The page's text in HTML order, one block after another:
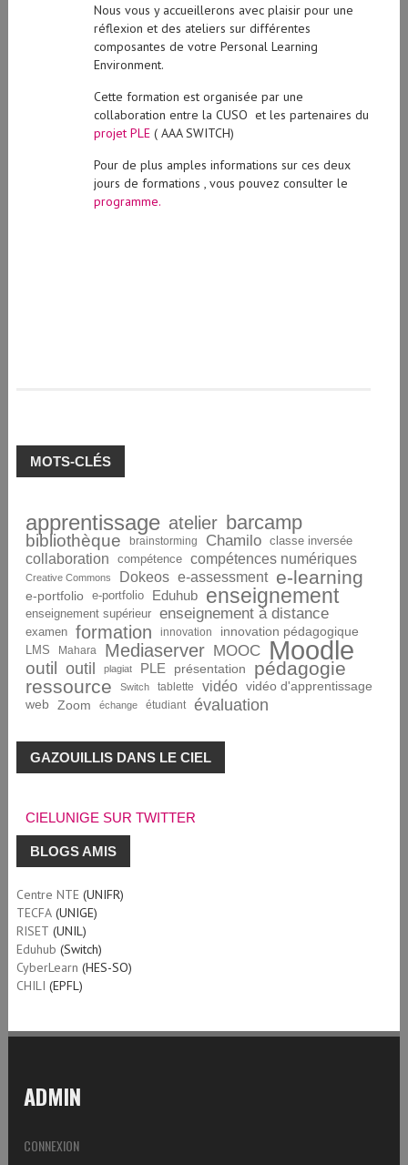
Nous vous y accueillerons avec plaisir pour une
réflexion et des ateliers sur différentes
composantes de votre Personal Learning
Environment.
Cette formation est organisée par une
collaboration entre la CUSO et les partenaires du
projet PLE ( AAA SWITCH)
Pour de plus amples informations sur ces deux
jours de formations , vous pouvez consulter le
programme.
MOTS-CLÉS
apprentissage atelier barcamp
bibliothèque brainstorming Chamilo classe inversée
collaboration compétence compétences numériques
Creative Commons Dokeos e-assessment e-learning
e-portfolio e-portfolio Eduhub enseignement
enseignement supérieur enseignement à distance
examen formation innovation innovation pédagogique
LMS Mahara Mediaserver MOOC Moodle
outil outil plagiat PLE présentation
pédagogie
ressource
Switch tablette vidéo
vidéo d'apprentissage
web
Zoom échange étudiant évaluation
GAZOUILLIS DANS LE CIEL
CIELUNIGE SUR TWITTER
BLOGS AMIS
Centre NTE (UNIFR)
TECFA(UNIGE)
RISET (UNIL)
Eduhub (Switch)
CyberLearn (HES-SO)
CHILI (EPFL)
ADMIN
CONNEXION